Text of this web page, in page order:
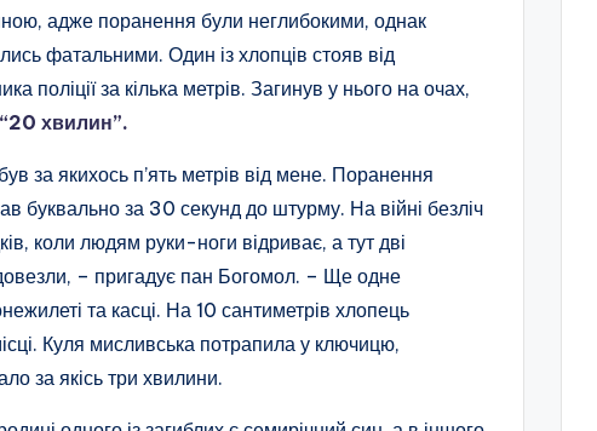
адже поранення були неглибокими, однак
фатальними. Один із хлопців стояв від
поліції за кілька метрів. Загинув у нього на очах,
“20 хвилин”.
за якихось п’ять метрів від мене. Поранення
буквально за 30 секунд до штурму. На війні безліч
коли людям руки-ноги відриває, а тут дві
– пригадує пан Богомол. – Ще одне
та касці. На 10 сантиметрів хлопець
Куля мисливська потрапила у ключицю,
за якісь три хвилини.